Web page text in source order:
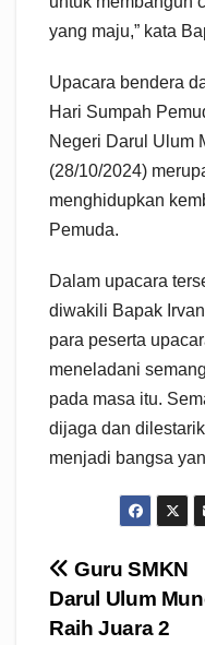
yang maju,” kata
Upacara bendera
Hari Sumpah
Negeri Darul Ulum
(28/10/2024)
menghidupkan
Pemuda.
Dalam upacara
diwakili Bapak
para peserta
meneladani
pada masa itu.
dijaga dan
menjadi bangsa
Navigasi
pos
Guru SMKN
Darul Ulum
Raih Juara 2